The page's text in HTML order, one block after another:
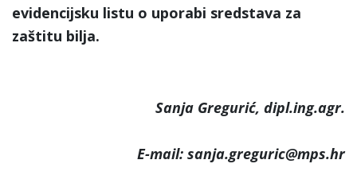
evidencijsku listu o uporabi sredstava za
zaštitu bilja.
Sanja Gregurić, dipl.ing.agr.
E-mail: sanja.greguric@mps.hr